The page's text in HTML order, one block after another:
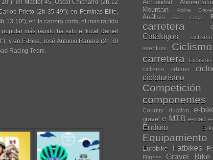
en Máster 45, Oscar Chicharro (2h 12
Prieto (2h 35´49"); en Féminas Elite,
13´10"); en la carrera corta, el más rápido
más rápido ha sido el local Daniel
y en E-Bike, José Antonio Ranera (2h 30
Racing Team.
Actualidad
Mountain
Alpine
Análisis Bicis Cargo
carretera
Catálogos
aventura
carretera
Ciclismo
ciclismo urbano
cicloturismo
Competición
componentes
Country duatlón e-
gravel e-MTB e-road
Enduro
Equipamiento
Eurobike Fatbikes
Fitness
Gravel Bike